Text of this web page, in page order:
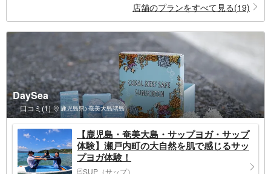
店舗のプランをすべて見る(19)
DaySea
口コミ(1) 鹿児島県>奄美大島諸島
【鹿児島・奄美大島・サップヨガ・サップ
体験】瀬戸内町の大自然を肌で感じるサッ
プヨガ体験！
SUP（サップ）